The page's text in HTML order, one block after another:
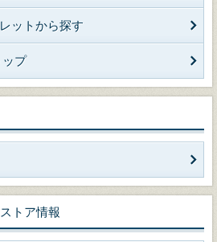
ットから探す
ップ
トア情報